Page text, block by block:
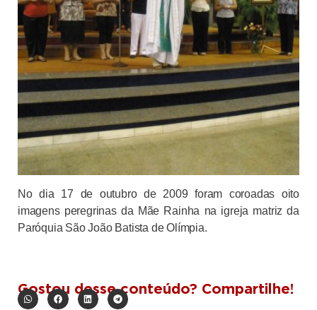
No dia 17 de outubro de 2009 foram coroadas oito
imagens peregrinas da Mãe Rainha na igreja matriz da
Paróquia São João Batista de Olímpia.
Gostou desse conteúdo? Compartilhe!